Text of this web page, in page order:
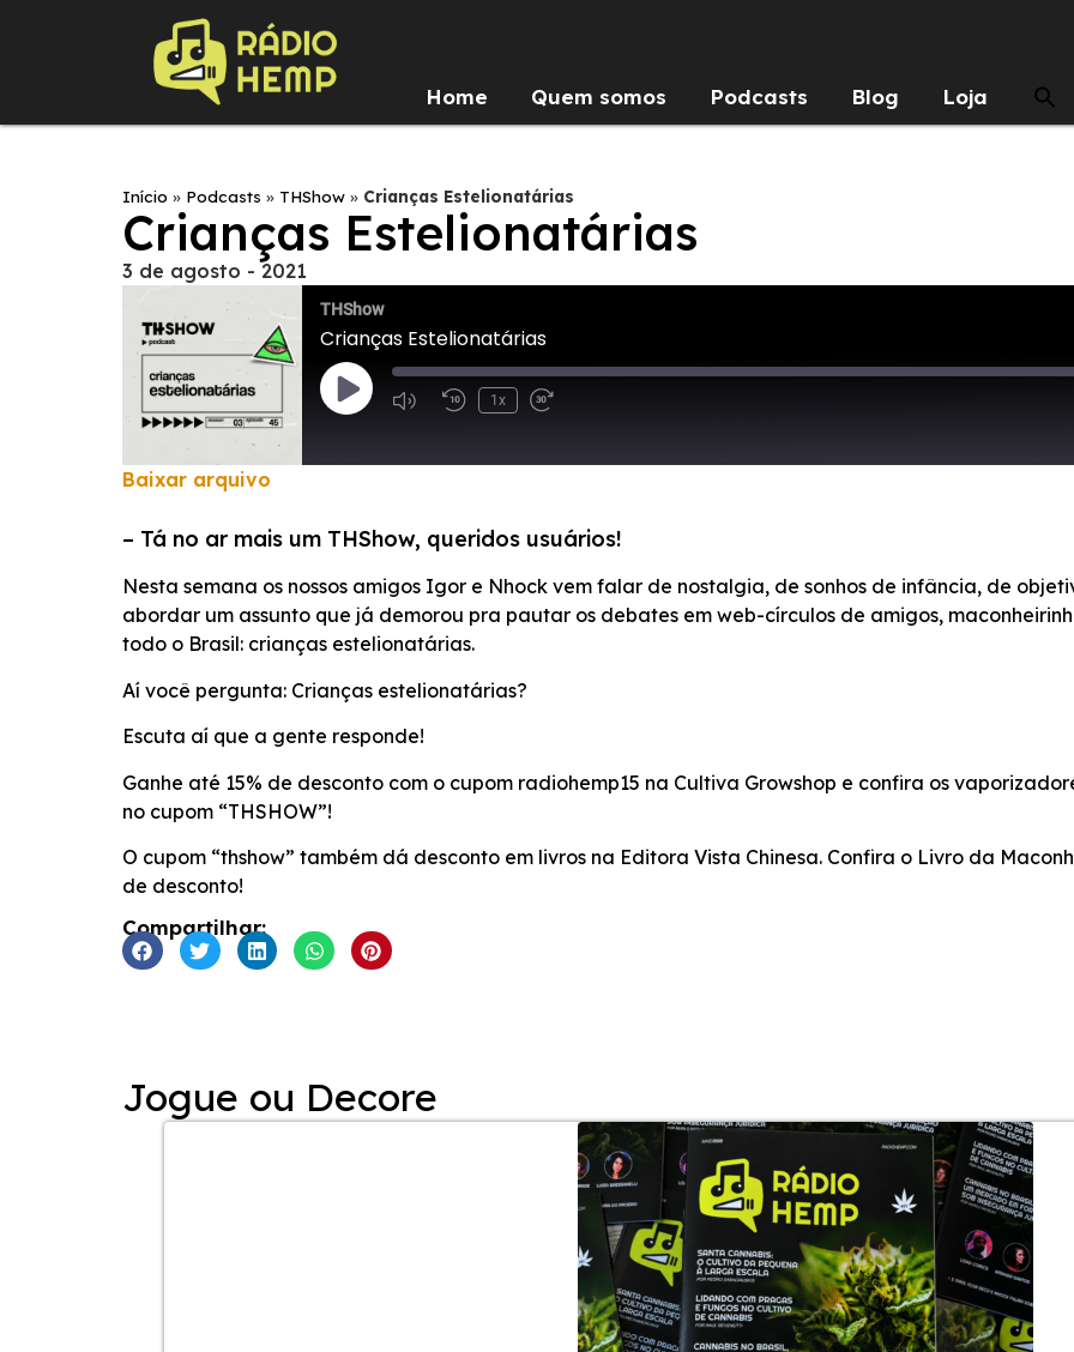
Home Quem somos Podcasts Blog Loja
Início » Podcasts » THShow » Crianças Estelionatárias
Crianças Estelionatárias
3 de agosto - 2021
THShow
Crianças Estelionatárias
1x
FEED RSS
INCORPORAR
Baixar arquivo
– Tá no ar mais um THShow, queridos usuários!
Nesta semana os nossos amigos Igor e Nhock vem falar de nostalgia, de sonhos de infância, de
abordar um assunto que já demorou pra pautar os debates em web-círculos de amigos,
todo o Brasil: crianças estelionatárias.
Aí você pergunta: Crianças estelionatárias?
Escuta aí que a gente responde!
Ganhe até 15% de desconto com o cupom radiohemp15 na Cultiva Growshop e confira os
no cupom “THSHOW”!
O cupom “thshow” também dá desconto em livros na Editora Vista Chinesa. Confira o Livro da
de desconto!
Compartilhar:
Jogue ou Decore